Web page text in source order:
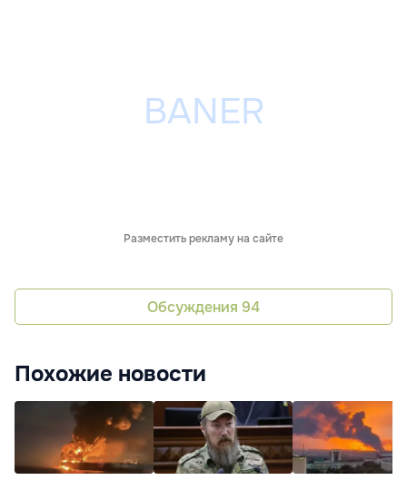
Разместить рекламу на сайте
Обсуждения 94
Похожие новости